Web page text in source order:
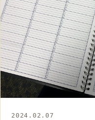
2024.02.07